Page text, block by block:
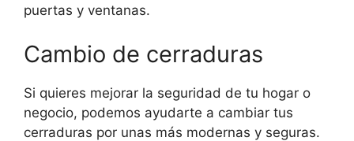
puertas y ventanas.
Cambio de cerraduras
Si quieres mejorar la seguridad de tu hogar o
negocio, podemos ayudarte a cambiar tus
cerraduras por unas más modernas y seguras.